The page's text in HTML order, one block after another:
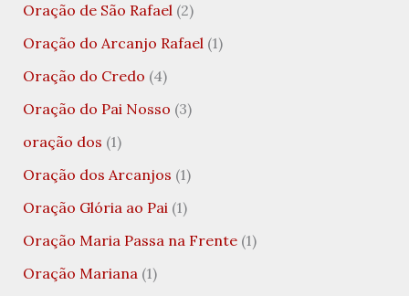
Oração de São Rafael(2)
Oração do Arcanjo Rafael(1)
Oração do Credo (4)
Oração do Pai Nosso (3)
oração dos (1)
Oração dos Arcanjos (1)
Oração Glória ao Pai(1)
Oração Maria Passa na Frente(1)
Oração Mariana(1)